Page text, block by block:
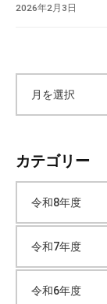
2026年2月3日
カ
イ
ブ
カテゴリー
令和8年度
令和7年度
令和6年度